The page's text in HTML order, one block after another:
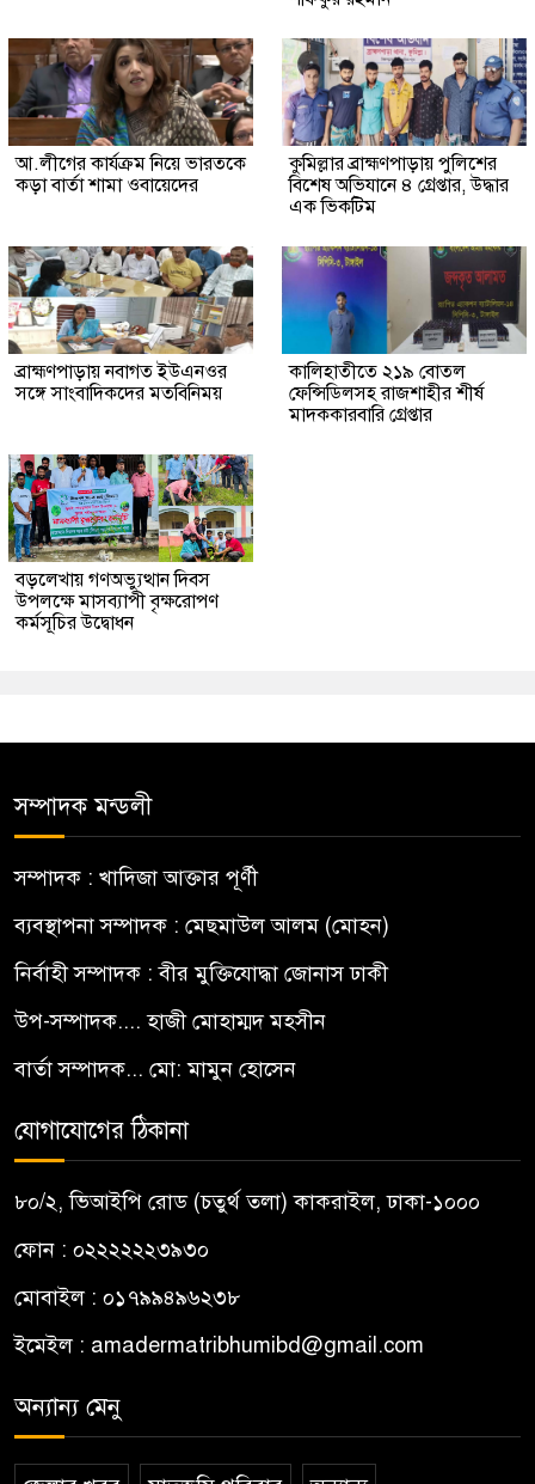
আ.লীগের কার্যক্রম নিয়ে ভারতকে
কড়া বার্তা শামা ওবায়েদের
কুমিল্লার ব্রাহ্মণপাড়ায় পুলিশের
বিশেষ অভিযানে ৪ গ্রেপ্তার, উদ্ধার
এক ভিকটিম
ব্রাহ্মণপাড়ায় নবাগত ইউএনওর
সঙ্গে সাংবাদিকদের মতবিনিময়
কালিহাতীতে ২১৯ বোতল
ফেন্সিডিলসহ রাজশাহীর শীর্ষ
মাদককারবারি গ্রেপ্তার
বড়লেখায় গণঅভ্যুত্থান দিবস
উপলক্ষে মাসব্যাপী বৃক্ষরোপণ
কর্মসূচির উদ্বোধন
সম্পাদক মন্ডলী
সম্পাদক : খাদিজা আক্তার পূর্ণী
ব্যবস্থাপনা সম্পাদক : মেছমাউল আলম (মোহন)
নির্বাহী সম্পাদক : বীর মুক্তিযোদ্ধা জোনাস ঢাকী
উপ-সম্পাদক.... হাজী মোহাম্মদ মহসীন
বার্তা সম্পাদক... মো: মামুন হোসেন
যোগাযোগের ঠিকানা
৮০/২, ভিআইপি রোড (চতুর্থ তলা) কাকরাইল, ঢাকা-১০০০
ফোন : ০২২২২২২৩৯৩০
মোবাইল : ০১৭৯৯৪৯৬২৩৮
ইমেইল : amadermatribhumibd@gmail.com
অন্যান্য মেনু